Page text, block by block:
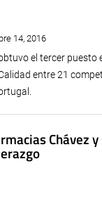
14, 2016
el tercer puesto
entre 21
Chávez